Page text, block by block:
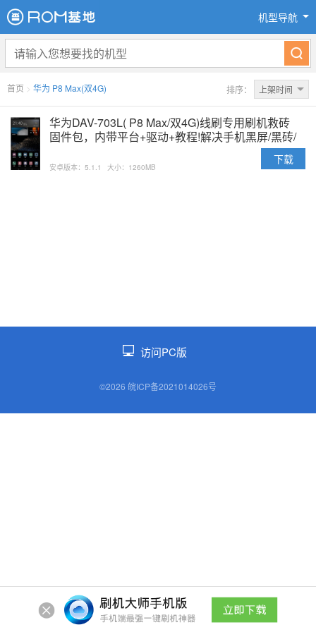
机型导航
首页 > 华为 P8 Max(双4G) 排序： 上架时间
华为DAV-703L( P8 Max/双4G)线刷专用刷机救砖
固件包，内带平台+驱动+教程!解决手机黑屏/黑砖/
安卓版本：5.1.1 大小：1260MB
下载
访问PC版
©2026 皖ICP备2021014026号